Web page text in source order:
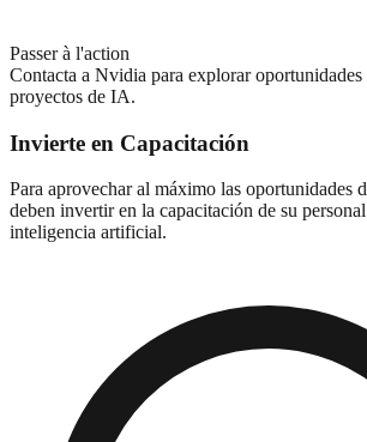
Passer à l'action
Contacta a Nvidia para explorar
proyectos de IA.
Invierte en Capacitación
Para aprovechar al máximo las oportunidades
deben invertir en la capacitación de su
inteligencia artificial.